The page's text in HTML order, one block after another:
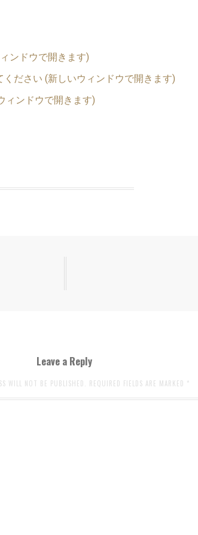
ンドウで開きます)
ださい (新しいウィンドウで開きます)
ィンドウで開きます)
Leave a Reply
WILL NOT BE PUBLISHED. REQUIRED FIELDS ARE MARKED *